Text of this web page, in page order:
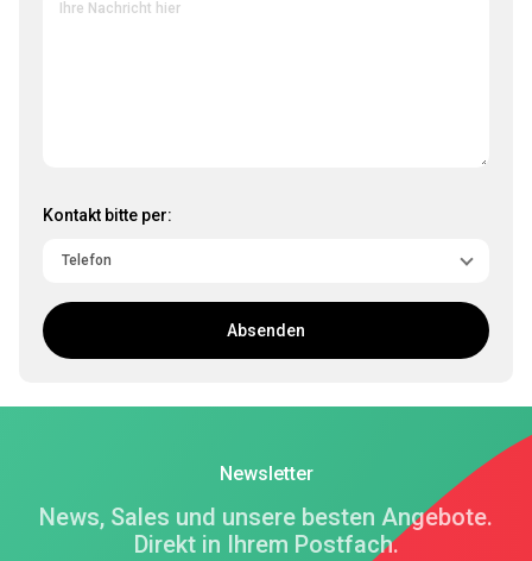
Kontakt bitte per:
Absenden
Newsletter
News, Sales und unsere besten Angebote.
Direkt in Ihrem Postfach.